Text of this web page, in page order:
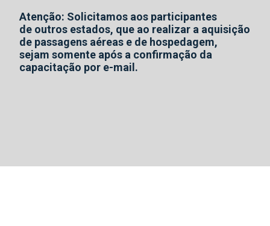
Atenção: Solicitamos aos participantes
de outros estados, que ao realizar a aquisição
de passagens aéreas e de hospedagem,
sejam somente após a confirmação da
capacitação por e-mail.